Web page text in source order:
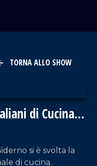
TORNA ALLO SHOW
di Cucina
si è svolta la
di cucina.